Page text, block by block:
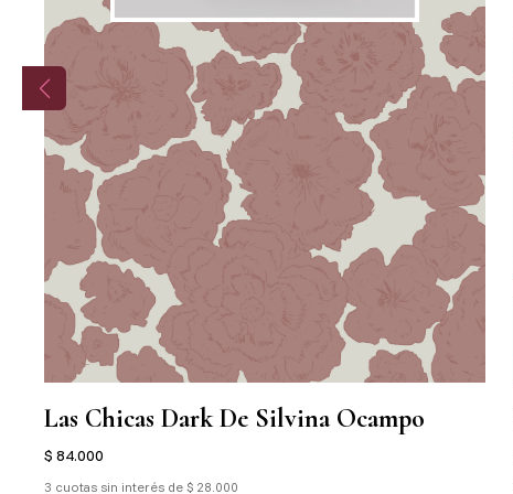
Las Chicas Dark De Silvina Ocampo
$ 84.000
3 cuotas sin interés de $ 28.000